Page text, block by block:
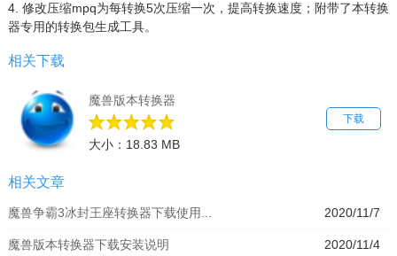
4. 修改压缩mpq为每转换5次压缩一次，提高转换速度；附带了本转换
器专用的转换包生成工具。
相关下载
下载
魔兽版本转换器
大小：18.83 MB
相关文章
2020/11/7
魔兽争霸3冰封王座转换器下载使用...
2020/11/4
魔兽版本转换器下载安装说明